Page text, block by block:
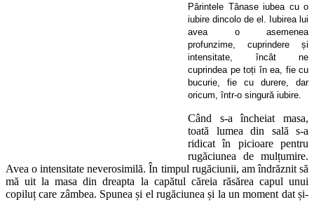
Părintele Tănase iubea cu o
iubire dincolo de el. Iubirea lui
avea o asemenea
profunzime, cuprindere și
intensitate, încât ne
cuprindea pe toți în ea, fie cu
bucurie, fie cu durere, dar
oricum, într-o singură iubire.
Când s-a încheiat masa,
toată lumea din sală s-a
ridicat în picioare pentru
rugăciunea de mulțumire.
Avea o intensitate neverosimilă. În timpul rugăciunii, am îndrăznit să
mă uit la masa din dreapta la capătul căreia răsărea capul unui
copiluț care zâmbea. Spunea și el rugăciunea și la un moment dat și-